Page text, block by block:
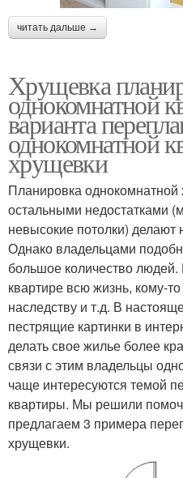
читать дальше →
Хрущевка
однокомнатной
варианта
однокомнатной
хрущевки
Планировка
остальными недостатками
невысокие потолки) делают
Однако владельцами
большое количество людей.
квартире всю жизнь, кому-
наследству и т.д. В
пестрящие картинки в
делать свое жилье более
связи с этим владельцы
чаще интересуются темой
квартиры. Мы решили
предлагаем 3 примера
хрущевки.